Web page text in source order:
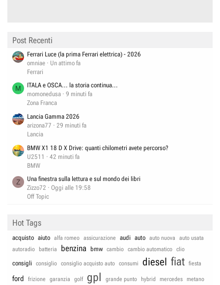
Post Recenti
Ferrari Luce (la prima Ferrari elettrica) - 2026
omniae
Un attimo fa
Ferrari
M
ITALA e OSCA... la storia continua...
momonedusa
9 minuti fa
Zona Franca
Lancia Gamma 2026
arizona77
29 minuti fa
Lancia
BMW X1 18 D X Drive: quanti chilometri avete percorso?
U2511
42 minuti fa
BMW
Z
Una finestra sulla lettura e sul mondo dei libri
Zizzo72
Oggi alle 19:58
Off Topic
Hot Tags
acquisto aiuto alfa romeo assicurazione audi auto auto nuova
auto usata
autoradio
batteria benzina bmw cambio cambio automatico clio
consigli consiglio consiglio acquisto auto consumi diesel fiat fiesta
ford frizione garanzia golf gpl grande punto hybrid mercedes
metano